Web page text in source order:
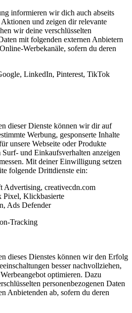
informieren wir dich auch abseits
Aktionen und zeigen dir relevante
wir deine verschlüsselten
mit folgenden externen Anbietern
Werbekanäle, sofern du deren
LinkedIn, Pinterest, TikTok
dieser Dienste können wir dir auf
Werbung, gesponserte Inhalte
unsere Webseite oder Produkte
Surf- und Einkaufsverhalten anzeigen
Mit deiner Einwilligung setzen
folgende Drittdienste ein:
Advertising, creativecdn.com
Pixel, Klickbasierte
Ads Defender
Tracking
dieses Dienstes können wir den Erfolg
besser nachvollziehen,
optimieren. Dazu
personenbezogenen Daten
Anbietenden ab, sofern du deren